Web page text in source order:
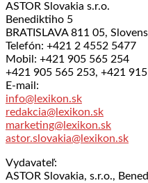
ASTOR Slovakia s.r.o.
Benediktiho 5
BRATISLAVA 811 05,
Telefón: +421 2 4552 5477
Mobil: +421 905 565 254
+421 905 565 253, +421
E-mail:
info@lexikon.sk
redakcia@lexikon.sk
marketing@lexikon.sk
astor.slovakia@lexikon.sk
Vydavateľ:
ASTOR Slovakia, s.r.o.,